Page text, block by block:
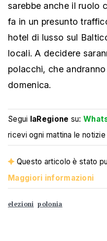
sarebbe anche il ruolo
fa in un presunto
hotel di lusso sul
locali. A decidere
polacchi, che
domenica.
Segui laRegione su:
ricevi ogni mattina le notizie
Questo articolo è stato
Maggiori informazioni
elezioni polonia